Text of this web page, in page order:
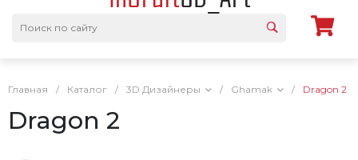
Главная / Каталог / 3D Дизайнеры / Ghamak / Dragon 2
Dragon 2